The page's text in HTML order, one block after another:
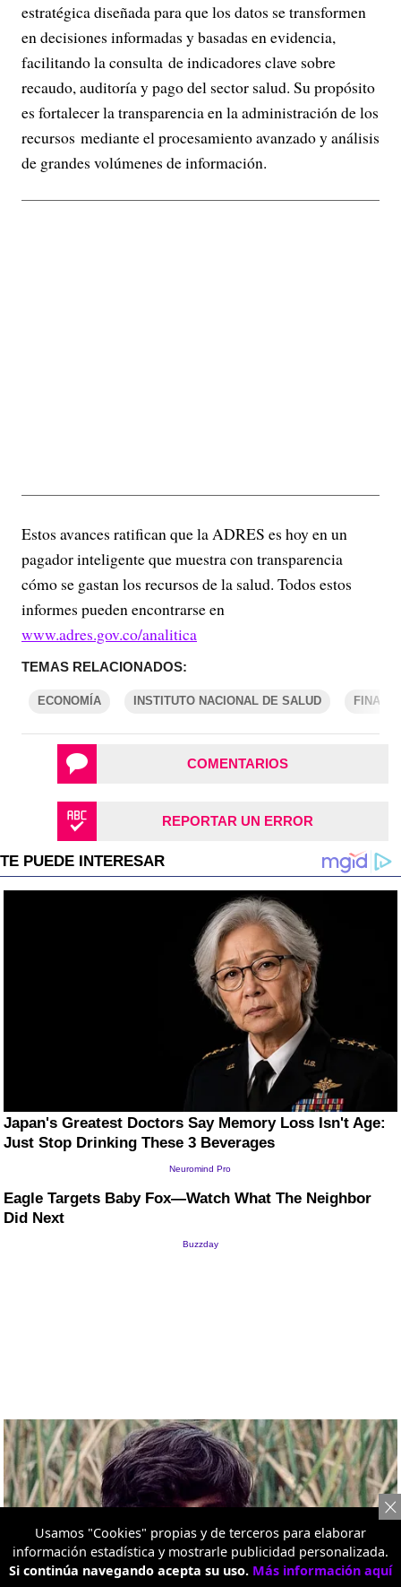
estratégica diseñada para que los datos se transformen
en decisiones informadas y basadas en evidencia,
facilitando la consulta de indicadores clave sobre
recaudo, auditoría y pago del sector salud. Su propósito
es fortalecer la transparencia en la administración de los
recursos mediante el procesamiento avanzado y análisis
de grandes volúmenes de información.
Estos avances ratifican que la ADRES es hoy en un
pagador inteligente que muestra con transparencia
cómo se gastan los recursos de la salud. Todos estos
informes pueden encontrarse en
www.adres.gov.co/analitica
TEMAS RELACIONADOS:
ECONOMÍA INSTITUTO NACIONAL DE SALUD
COMENTARIOS
REPORTAR UN ERROR
Usamos "Cookies" propias y de terceros para elaborar
información estadística y mostrarle publicidad personalizada.
Si continúa navegando acepta su uso. Más información aquí